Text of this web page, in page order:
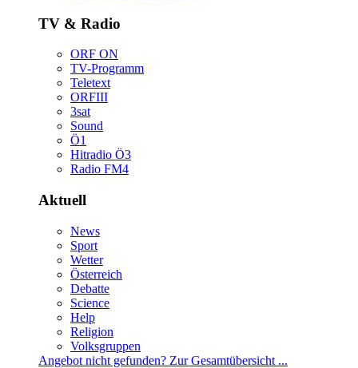
TV&Radio
ORFON
TV-Programm
Teletext
ORFIII
3sat
Sound
Ö1
HitradioÖ3
RadioFM4
Aktuell
News
Sport
Wetter
Österreich
Debatte
Science
Help
Religion
Volksgruppen
Angebotnichtgefunden?ZurGesamtübersicht...